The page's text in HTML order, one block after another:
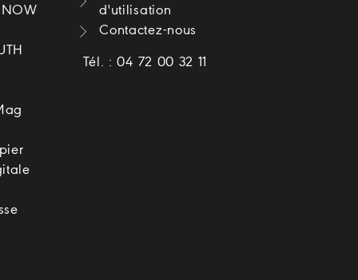
d'utilisation
Contactez-nous
Tél. : 04 72 00 32 11